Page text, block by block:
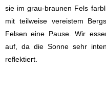
sie im grau-braunen Fels
mit teilweise vereistem
Felsen eine Pause. Wir
auf, da die Sonne sehr
reflektiert.